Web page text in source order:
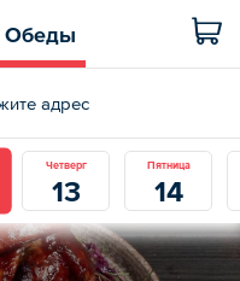
Обеды
адрес
Четверг
13
Пятница
14